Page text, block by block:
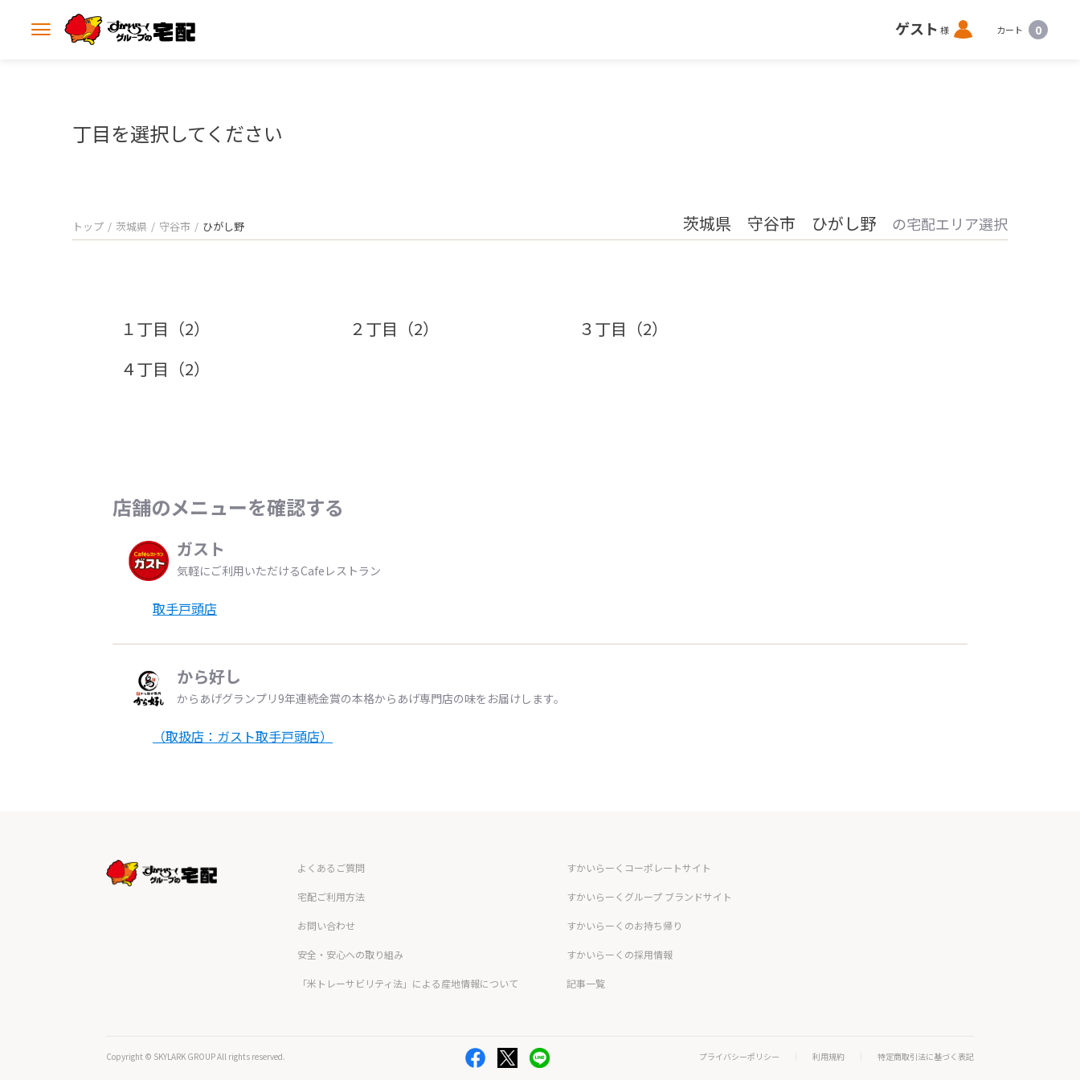
メ
ゲスト 様 ロ
グ
カート 0
丁目を選択してください
トップ 茨城県 守谷市 ひがし野 茨城県 守谷市 ひがし野 の宅配エリア選択
１丁目（2） ２丁目（2）
３丁目（2）
４丁目（2）
店舗のメニューを確認する
ガスト
気軽にご利用いただけるCafeレストラン
取手戸頭店
から好し
からあげグランプリ9年連続金賞の本格からあげ専門店の味をお届けします。
（取扱店：ガスト取手戸頭店）
よくあるご質問
宅配ご利用方法
お問い合わせ
安全・安心への取り組み
「米トレーサビリティ法」による産地情報について
すかいらーくコーポレートサイト
すかいらーくグループ ブランドサイト
すかいらーくのお持ち帰り
すかいらーくの採用情報
記事一覧
Copyright © SKYLARK GROUP All rights reserved. プライバシーポリシー 利用規約 特定商取引法に基づく表記